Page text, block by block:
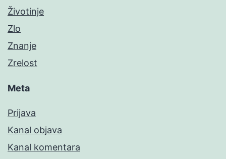
Životinje
Zlo
Znanje
Zrelost
Meta
Prijava
Kanal objava
Kanal komentara